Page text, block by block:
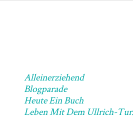
Alleinerziehend
Blogparade
Heute Ein Buch